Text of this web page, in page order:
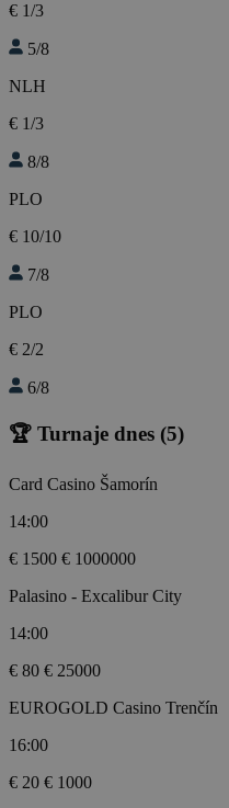
€ 1/3
5/8
NLH
€ 1/3
8/8
PLO
€ 10/10
7/8
PLO
€ 2/2
6/8
🏆 Turnaje dnes (5)
Card Casino Šamorín
14:00
€ 1500 € 1000000
Palasino - Excalibur City
14:00
€ 80 € 25000
EUROGOLD Casino Trenčín
16:00
€ 20 € 1000